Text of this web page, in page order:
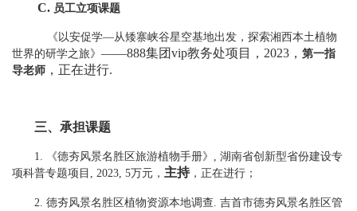
C. 员工立项课题
《以安促学—从矮寨峡谷星空基地出发，探索湘西本土植物
世界的研学之旅》 ——888集团vip教务处项目， 2023 ， 第一指
导老师 ，正在进行.
三、 承担课题
1. 《德夯风景名胜区旅游植物手册》 , 湖南省创新型省份建设专
项科普专题项目 , 2023, 5万元， 主持，正在进行；
2. 德夯风景名胜区植物资源本地调查. 吉首市德夯风景名胜区管